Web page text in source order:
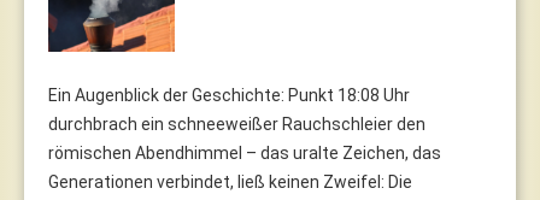
Ein Augenblick der Geschichte: Punkt 18:08 Uhr
durchbrach ein schneeweißer Rauchschleier den
römischen Abendhimmel – das uralte Zeichen, das
Generationen verbindet, ließ keinen Zweifel: Die